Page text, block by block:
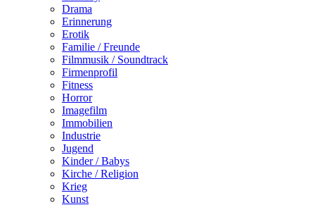
Drama
Erinnerung
Erotik
Familie / Freunde
Filmmusik / Soundtrack
Firmenprofil
Fitness
Horror
Imagefilm
Immobilien
Industrie
Jugend
Kinder / Babys
Kirche / Religion
Krieg
Kunst